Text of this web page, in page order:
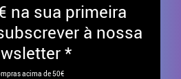
na sua primeira
à nossa
*
acima de 50€